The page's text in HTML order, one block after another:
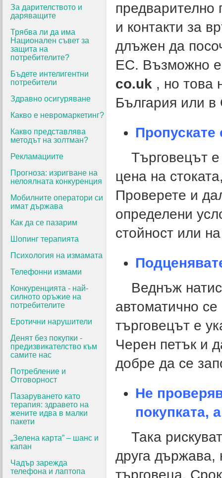
За дарителството и
даряващите
Трябва ли да има
Национален съвет за
защита на
потребителите?
Бъдете интелигентни
потребители
Здравно осигуряване
Какво е невромаркетинг?
Какво представлява
методът на золтман?
Рекламациите
Прогноза: изригване на
нелоялната конкуренция
Мобилните оператори си
имат държава
Как да се пазарим
Шопинг терапията
Психология на измамата
Телефонни измами
Конкуренцията - най-
силното оръжие на
потребителите
Еротични нарушители
Денят без покупки -
предизвикателство към
самите нас
Потребление и
Отговорност
Пазаруването като
терапия: здравето на
жените идва в малки
пакети
„Зелена карта” – шанс и
капан
Чадър зарежда
телефона и лаптопа
и контакти за
длъжен да
ЕС. Възможно
co.uk , но това
България или
Пропускате
Търговецът е
цена на
Проверете и
определени
стойност или
Веднъж
автоматично
търговецът е
Черен петък и
добре да се
Не
покупката,
Така
друга държава,
търговеца.